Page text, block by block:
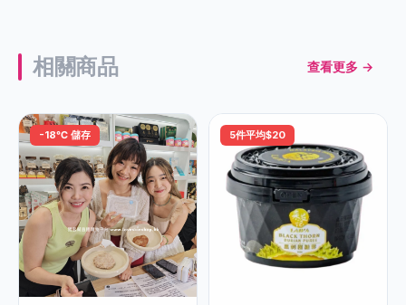
相關商品 查看更多 →
-18℃ 儲存 5件平均$20